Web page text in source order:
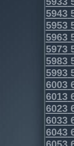
5943
5953
5963
5973
5983
5993
6003
6013
6023
6033
6043